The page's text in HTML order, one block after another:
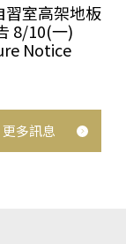
習室高架地板
8/10(一)
Notice
更多訊息